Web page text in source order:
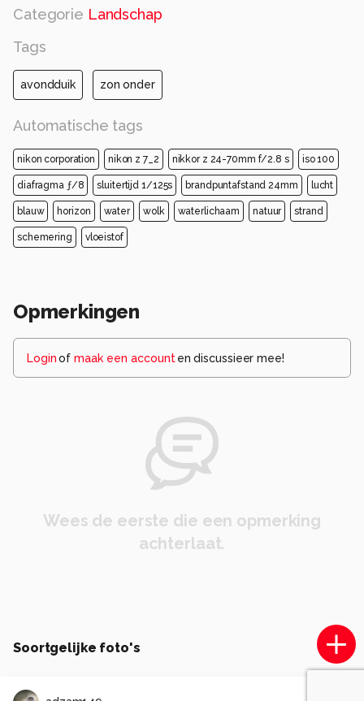
Categorie Landschap
Tags
avondduik zon onder
Automatische tags
nikon corporation nikon z 7_2 nikkor z 24-70mm f/2.8 s iso 100
diafragma ƒ/8 sluitertijd 1/125s brandpuntafstand 24mm lucht
blauw horizon water wolk waterlichaam natuur strand
schemering vloeistof
Opmerkingen
Loginof maak een account en discussieer mee!
Wees de eerste die een opmerking
achterlaat.
Soortgelijke foto's